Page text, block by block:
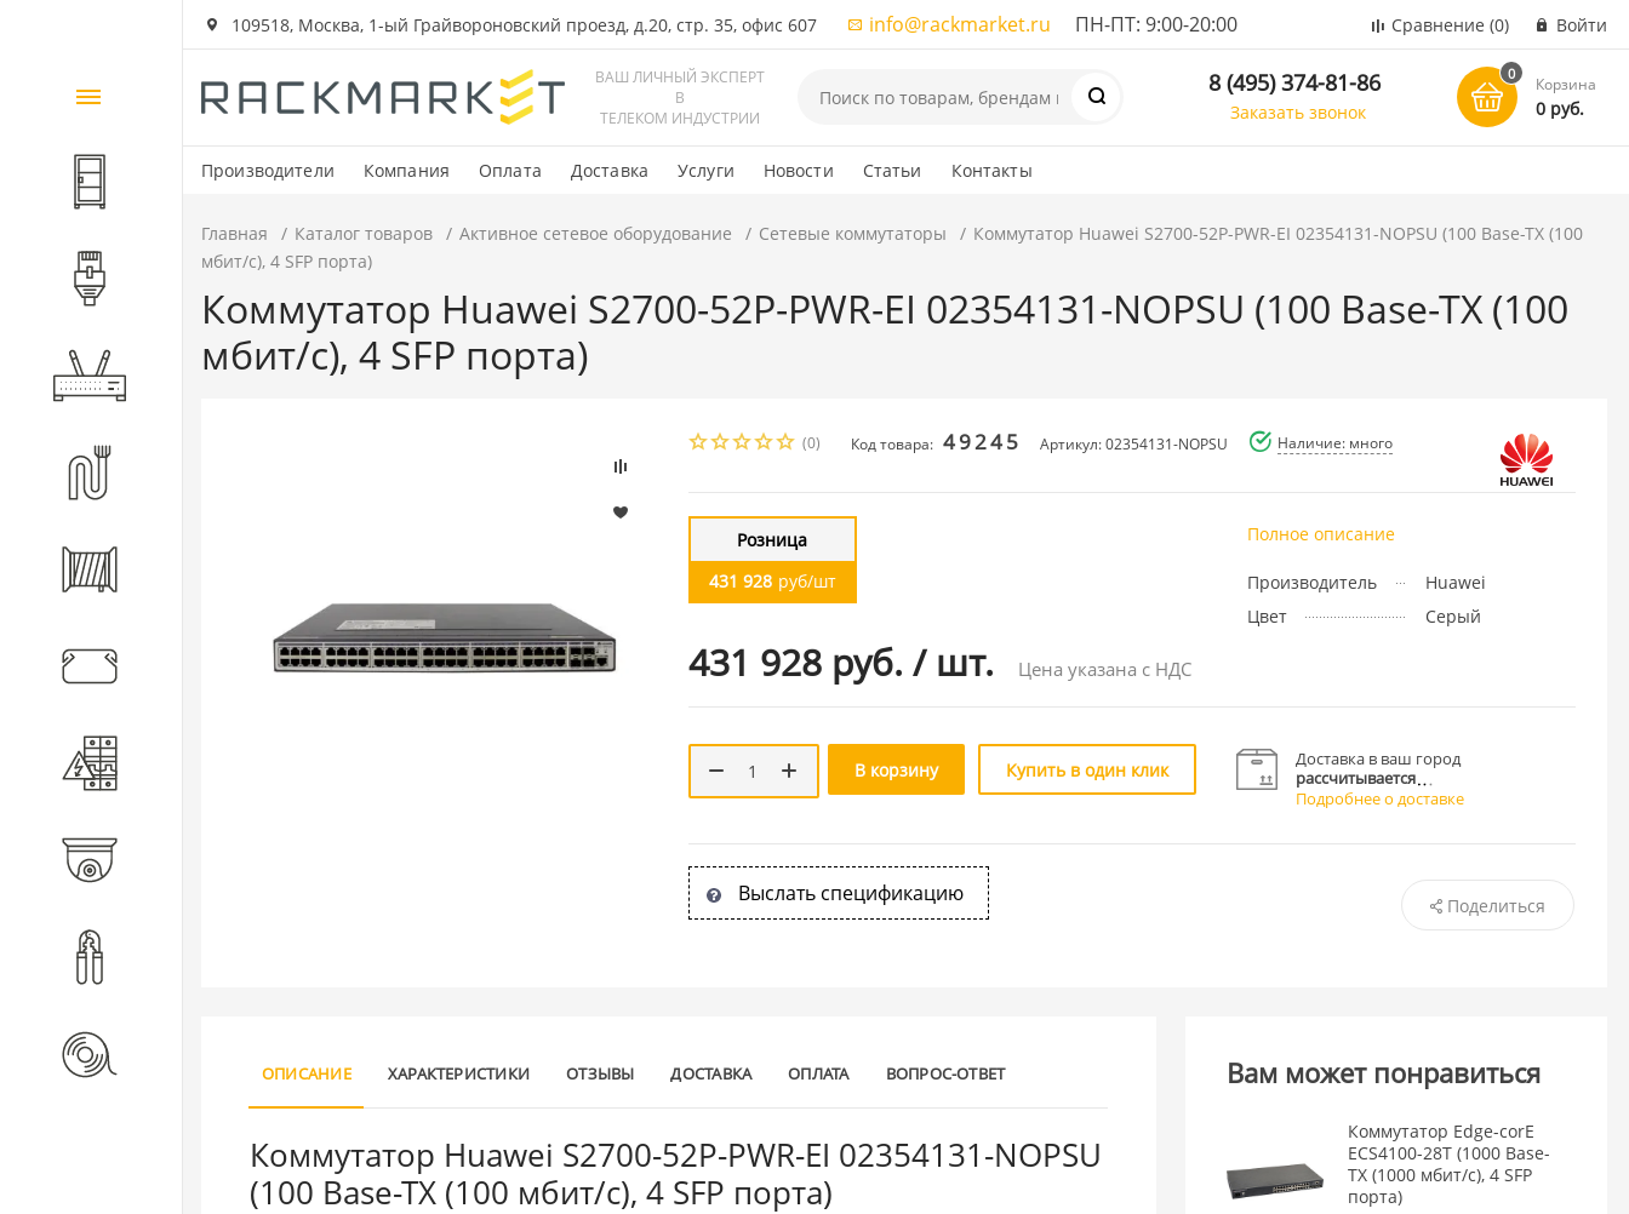
109518, Москва, 1-ый Грайвороновский проезд, д.20, стр. 35, офис 607 info@rackmarket.ru ПН-ПТ: 9:00-20:00 Сравнение (0) Войти
ВАШ ЛИЧНЫЙ ЭКСПЕРТ
В
ТЕЛЕКОМ ИНДУСТРИИ
8 (495) 374-81-86
Заказать звонок
0
Корзина
0 руб.
Производители Компания Оплата Доставка Услуги Новости Статьи Контакты
Каталог
товаров
Шкафы и стойки
Активное оборудование
Кабеленесущие системы
Главная Каталог товаров Активное сетевое оборудование Сетевые коммутаторы
Коммутатор Huawei S2700-52P-PWR-EI 02354131-NOPSU (100 Base-TX (100
мбит/с), 4 SFP порта)
Коммутатор Huawei S2700-52P-PWR-EI 02354131-NOPSU (100 Base-TX (100
мбит/с), 4 SFP порта)
(0) Код товара: 49245 Артикул: 02354131-NOPSU Наличие: много
Розница
431 928 руб/шт
431 928 руб. / шт. Цена указана с НДС
Полное описание
Производитель
Huawei
Цвет
Серый
В корзину Купить в один клик
Доставка в ваш город
рассчитывается
Подробнее о доставке
Выслать спецификацию Поделиться
ОПИСАНИЕ ХАРАКТЕРИСТИКИ ОТЗЫВЫ ДОСТАВКА ОПЛАТА ВОПРОС-ОТВЕТ
Коммутатор Huawei S2700-52P-PWR-EI 02354131-NOPSU
(100 Base-TX (100 мбит/с), 4 SFP порта)
Вам может понравиться
Коммутатор Edge-corE
ECS4100-28T (1000 Base-
TX (1000 мбит/с), 4 SFP
порта)